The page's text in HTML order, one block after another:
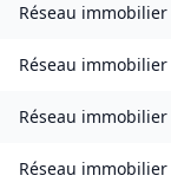
Réseau immobilier
Réseau immobilier
Réseau immobilier
Réseau immobilier